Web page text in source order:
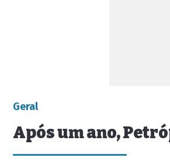
Geral
Após um ano,